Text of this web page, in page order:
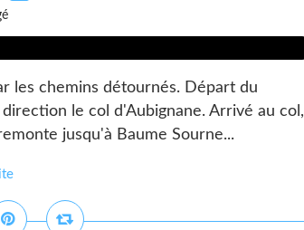
les chemins détournés. Départ du
le col d'Aubignane. Arrivé au col,
jusqu'à Baume Sourne...